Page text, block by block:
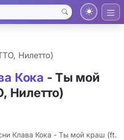
Нилетто)
Кока - Ты мой
Нилетто)
Клава Кока - Ты мой краш (ft.